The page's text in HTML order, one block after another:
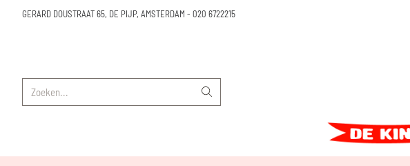
GERARD DOUSTRAAT 65, DE PIJP, AMSTERDAM - 020 6722215